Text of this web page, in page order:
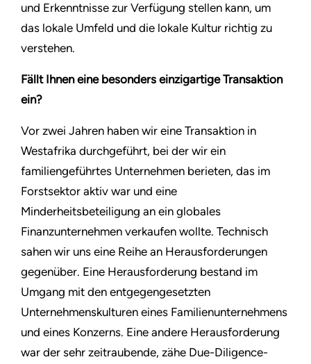
und Erkenntnisse zur Verfügung stellen kann, um
das lokale Umfeld und die lokale Kultur richtig zu
verstehen.
Fällt Ihnen eine besonders einzigartige Transaktion
ein?
Vor zwei Jahren haben wir eine Transaktion in
Westafrika durchgeführt, bei der wir ein
familiengeführtes Unternehmen berieten, das im
Forstsektor aktiv war und eine
Minderheitsbeteiligung an ein globales
Finanzunternehmen verkaufen wollte. Technisch
sahen wir uns eine Reihe an Herausforderungen
gegenüber. Eine Herausforderung bestand im
Umgang mit den entgegengesetzten
Unternehmenskulturen eines Familienunternehmens
und eines Konzerns. Eine andere Herausforderung
war der sehr zeitraubende, zähe Due-Diligence-